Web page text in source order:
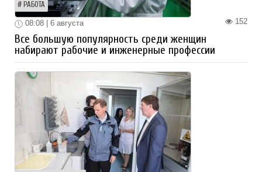
РАБОТА
152
08:08 | 6 августа
Все большую популярность среди женщин
набирают рабочие и инженерные профессии